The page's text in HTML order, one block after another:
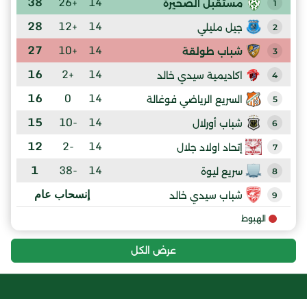
1 مستقبل الصحيرة
2 جيل مليلي 14
+12
28
3 شباب طولقة 14
+10
27
4 اكاديمية سيدي خالد 14
+2
16
5 السريع الرياضي فوغالة 14
0
16
6 شباب أورلال 14
-10
15
7 إتحاد اولاد جلال 14
-2
12
8 سريع ليوة 14
-38
1
9 شباب سيدي خالد إنسحاب عام
الهبوط
عرض الكل